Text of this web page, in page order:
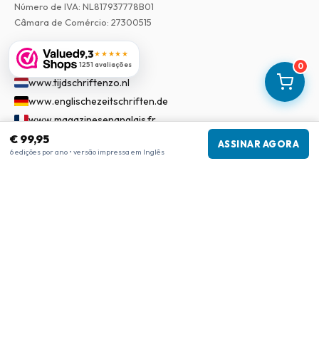
0
€ 99,95
6 edições por ano • versão impressa em Inglês
ASSINAR AGORA
9,3★★★★★
1251 avaliações
Número de IVA: NL817937778B01
Câmara de Comércio: 27300515
Nossa Rede
www.tijdschriftenzo.nl
www.englischezeitschriften.de
www.magazinesenanglais.fr
www.rivisteininglese.it
www.papermagazines.com